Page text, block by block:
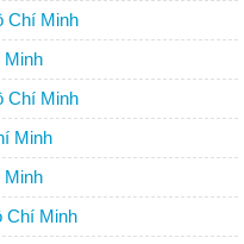
Chí Minh
Minh
Chí Minh
Minh
Minh
Chí Minh